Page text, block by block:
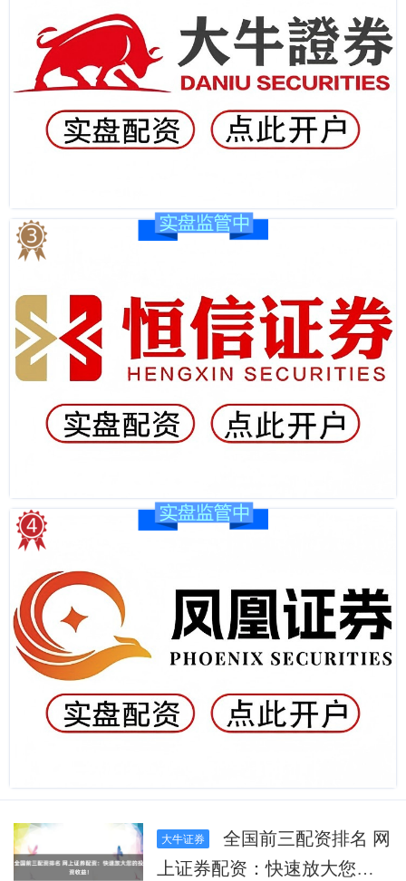
大牛证券
全国前三配资排名 网
上证券配资：快速放大您的